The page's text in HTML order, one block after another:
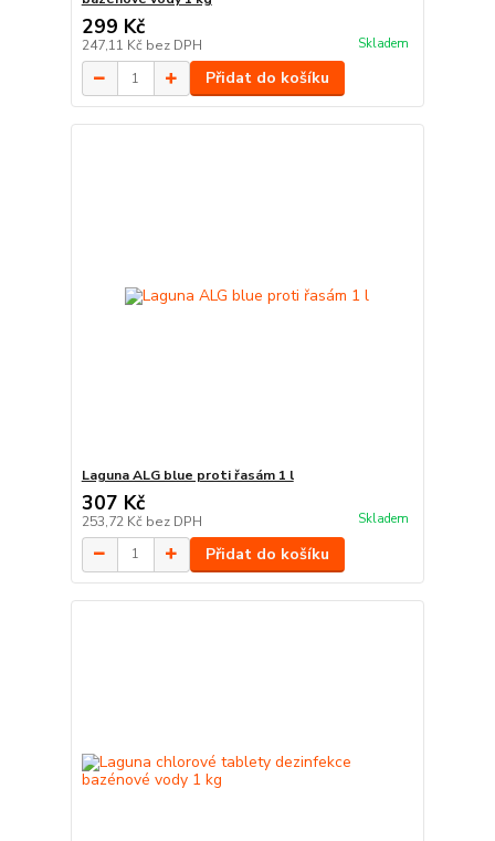
299 Kč
247,11 Kč bez DPH Skladem
Přidat do košíku
Laguna ALG blue proti řasám 1 l
307 Kč
253,72 Kč bez DPH Skladem
Přidat do košíku